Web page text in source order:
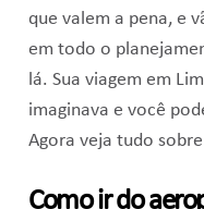
que valem a pena, e
em todo o
lá. Sua viagem em
imaginava e você
Agora veja tudo
Como ir do